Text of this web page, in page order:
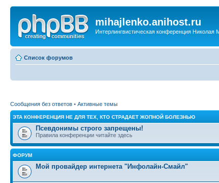
mihajlenko.anihost.ru
Интерлингвистическая конференция Николая
Список форумов
Сообщения без ответов • Активные темы
ЭТА КОНФЕРЕНЦИЯ НЕ ДЛЯ ТЕХ, КТО СТРАДАЕТ ЖОПНОЙ БОЛЕЗНЬЮ
Псевдонимы строго запрещены!
Правила конференции читайте здесь
ФОРУМ
Мой провайдер интернета "Инфолайн-Смайл"